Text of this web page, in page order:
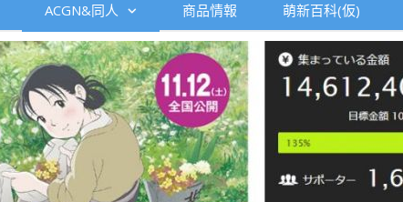
ACGN&同人 商品情報 萌新百科(仮)